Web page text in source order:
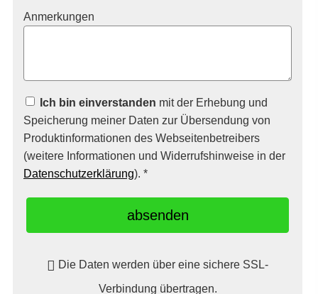
Anmerkungen
Ich bin einverstanden mit der Erhebung und
Speicherung meiner Daten zur Übersendung von
Produktinformationen des Webseitenbetreibers
(weitere Informationen und Widerrufshinweise in der
Datenschutzerklärung). *
absenden
Die Daten werden über eine sichere SSL-
Verbindung übertragen.